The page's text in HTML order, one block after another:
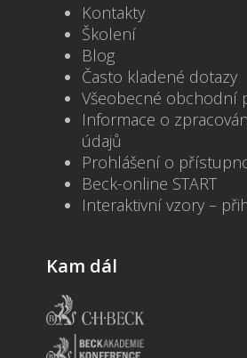
Kontakty
Školení
Blog
Často kladené dotazy
Všeobecné obchodní
Informace o
údajů
Prohlášení o
Beck-online START
Interaktivní vzory –
Kam dál